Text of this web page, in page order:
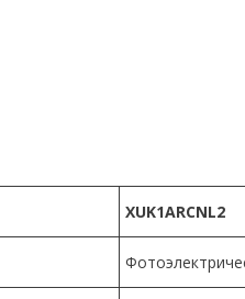
XUK1ARCNL2